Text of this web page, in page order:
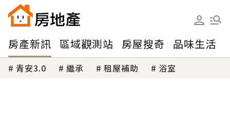
房產新訊 區域觀測站 房屋搜奇 品味生活
青安3.0 繼承 租屋補助 浴室